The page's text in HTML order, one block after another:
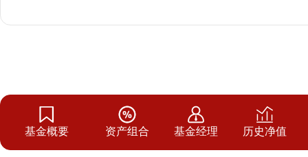
基金概要 资产组合 基金经理 历史净值